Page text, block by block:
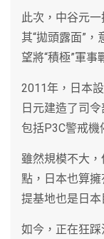
此次，中谷元
其“拋頭露面”
望將“積極”軍事
2011年，日本
日元建造了司
包括P3C警戒機
雖然規模不大
點，日本也算
提基地也是日本
如今，正在狂踩